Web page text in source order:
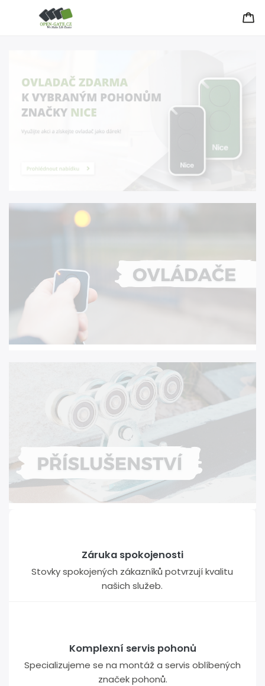
Záruka spokojenosti
Stovky spokojených zákazníků potvrzují kvalitu
našich služeb.
Komplexní servis pohonů
Specializujeme se na montáž a servis oblíbených
značek pohonů.